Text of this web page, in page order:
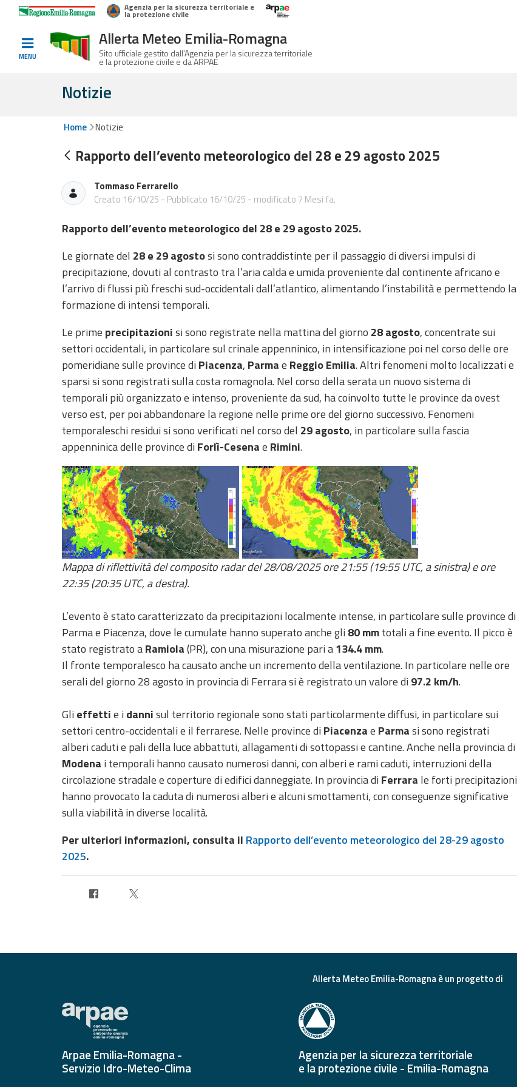
Home
Informati e
Allerte E
Bollettini
Allerte e
Valanghe
Monitoraggio
Previsioni e
Previsioni meteo e
Dati osservati
Radar meteo
Strumenti
Operativi
Tutte le novità
pubblicate su Allerta
Informazioni
Domande
frequenti
Guida per gli
sviluppatori
Il progetto
Romagna
Logo Regione Emilia-Romagna
Agenzia per la sicurezza territoriale e
la protezione civile Logo Arpae
MENU
Allerta Meteo Emilia-Romagna
Sito ufficiale gestito dall'Agenzia per la sicurezza territoriale
e la protezione civile e da ARPAE
Notizie
Home Notizie
Rapporto dell’evento meteorologico del 28 e 29 agosto 2025
Tommaso Ferrarello
Creato 16/10/25 - Pubblicato 16/10/25 - modificato 7 Mesi fa.
Rapporto dell’evento meteorologico del 28 e 29 agosto 2025.
Le giornate del 28 e 29 agostosi sono contraddistinte per il passaggio di diversi impulsi di
precipitazione, dovuti al contrasto tra l’aria calda e umida proveniente dal continente africano e
l’arrivo di flussi più freschi sud-occidentali dall’atlantico, alimentando l’instabilità e permettendo la
formazione di intensi temporali.
Le prime precipitazionisi sono registrate nella mattina del giorno 28 agosto, concentrate sui
settori occidentali, in particolare sul crinale appenninico, in intensificazione poi nel corso delle ore
pomeridiane sulle province di Piacenza, Parmae Reggio Emilia. Altri fenomeni molto localizzati e
sparsi si sono registrati sulla costa romagnola. Nel corso della serata un nuovo sistema di
temporali più organizzato e intenso, proveniente da sud, ha coinvolto tutte le province da ovest
verso est, per poi abbandonare la regione nelle prime ore del giorno successivo. Fenomeni
temporaleschi residui si sono verificati nel corso del 29 agosto, in particolare sulla fascia
appenninica delle province di Forlì-Cesenae Rimini.
Mappa di riflettività del composito radar del 28/08/2025 ore 21:55 (19:55 UTC, a sinistra) e ore
22:35 (20:35 UTC, a destra).
L’evento è stato caratterizzato da precipitazioni localmente intense, in particolare sulle province di
Parma e Piacenza, dove le cumulate hanno superato anche gli 80 mmtotali a fine evento. Il picco è
stato registrato aRamiola(PR), con una misurazione pari a134.4 mm.
Il fronte temporalesco ha causato anche un incremento della ventilazione. In particolare nelle ore
serali del giorno 28 agosto in provincia di Ferrara si è registrato un valore di 97.2 km/h.
Gli effettie i dannisul territorio regionale sono stati particolarmente diffusi, in particolare sui
settori centro-occidentali e il ferrarese. Nelle province di Piacenzae Parmasi sono registrati
alberi caduti e pali della luce abbattuti, allagamenti di sottopassi e cantine. Anche nella provincia di
Modena i temporali hanno causato numerosi danni, con alberi e rami caduti, interruzioni della
circolazione stradale e coperture di edifici danneggiate. In provincia di Ferrara le forti precipitazioni
hanno provocato la caduta di numerosi alberi e alcuni smottamenti, con conseguenze significative
sulla viabilità in diverse località.
Per ulteriori informazioni, consulta il Rapporto dell’evento meteorologico del 28-29 agosto
2025.
Allerta Meteo Emilia-Romagna è un progetto di
Arpae Emilia-Romagna -
Servizio Idro-Meteo-Clima
Agenzia per la sicurezza territoriale
e la protezione civile - Emilia-Romagna